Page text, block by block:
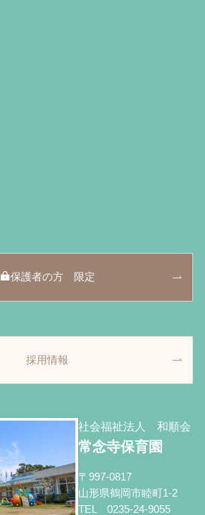
保護者の方 限定
採用情報
社会福祉法人 和順会
常念寺保育園
〒997-0817
山形県鶴岡市睦町1-2
TEL 0235-24-9055